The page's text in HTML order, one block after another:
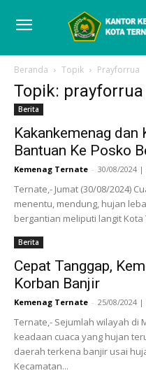
Beranda Topik Prayforrua
Topik: prayforrua
Berita
Kakankemenag dan
Bantuan Ke Posko
Kemenag Ternate - 30/08/2024 |
Ternate,- Jumat (30/08/2024)
menentu, mendung, hujan
bergantian meliputi langit Kota
Berita
Cepat Tanggap,
Korban Banjir
Kemenag Ternate - 25/08/2024 |
Ternate,- Sejumlah wilayah di
keadaan cuaca yang hujan
daerah terkena banjir usai
Kecamatan...